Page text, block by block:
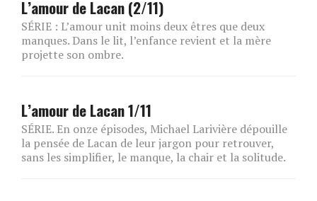
L’amour de Lacan (2/11)
SÉRIE : L’amour unit moins deux êtres que deux
manques. Dans le lit, l’enfance revient et la mère
projette son ombre.
L’amour de Lacan 1/11
SÉRIE. En onze épisodes, Michael Larivière dépouille
la pensée de Lacan de leur jargon pour retrouver,
sans les simplifier, le manque, la chair et la solitude.